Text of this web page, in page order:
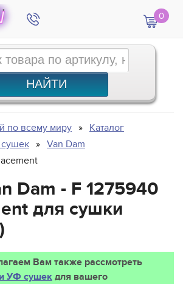
0
по всему миру
Каталог
Van Dam
Dam - F 1275940
для сушки
Вам также рассмотреть
УФ сушек для вашего